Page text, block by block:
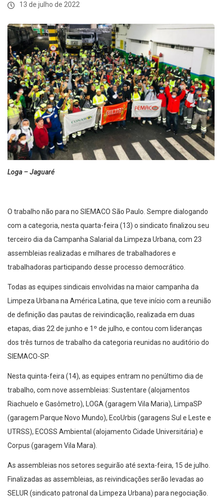
13 de julho de 2022
Loga – Jaguaré
O trabalho não para no SIEMACO São Paulo. Sempre dialogando
com a categoria, nesta quarta-feira (13) o sindicato finalizou seu
terceiro dia da Campanha Salarial da Limpeza Urbana, com 23
assembleias realizadas e milhares de trabalhadores e
trabalhadoras participando desse processo democrático.
Todas as equipes sindicais envolvidas na maior campanha da
Limpeza Urbana na América Latina, que teve início com a reunião
de definição das pautas de reivindicação, realizada em duas
etapas, dias 22 de junho e 1º de julho, e contou com lideranças
dos três turnos de trabalho da categoria reunidas no auditório do
SIEMACO-SP.
Nesta quinta-feira (14), as equipes entram no penúltimo dia de
trabalho, com nove assembleias: Sustentare (alojamentos
Riachuelo e Gasômetro), LOGA (garagem Vila Maria), LimpaSP
(garagem Parque Novo Mundo), EcoUrbis (garagens Sul e Leste e
UTRSS), ECOSS Ambiental (alojamento Cidade Universitária) e
Corpus (garagem Vila Mara).
As assembleias nos setores seguirão até sexta-feira, 15 de julho.
Finalizadas as assembleias, as reivindicações serão levadas ao
SELUR (sindicato patronal da Limpeza Urbana) para negociação.